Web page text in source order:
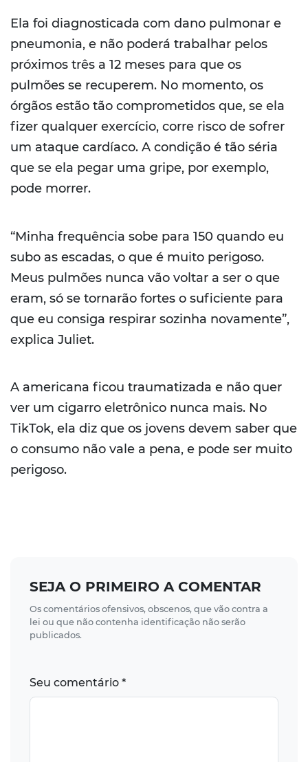
Ela foi diagnosticada com dano pulmonar e
pneumonia, e não poderá trabalhar pelos
próximos três a 12 meses para que os
pulmões se recuperem. No momento, os
órgãos estão tão comprometidos que, se ela
fizer qualquer exercício, corre risco de sofrer
um ataque cardíaco. A condição é tão séria
que se ela pegar uma gripe, por exemplo,
pode morrer.
“Minha frequência sobe para 150 quando eu
subo as escadas, o que é muito perigoso.
Meus pulmões nunca vão voltar a ser o que
eram, só se tornarão fortes o suficiente para
que eu consiga respirar sozinha novamente”,
explica Juliet.
A americana ficou traumatizada e não quer
ver um cigarro eletrônico nunca mais. No
TikTok, ela diz que os jovens devem saber que
o consumo não vale a pena, e pode ser muito
perigoso.
SEJA O PRIMEIRO A COMENTAR
Os comentários ofensivos, obscenos, que vão contra a
lei ou que não contenha identificação não serão
publicados.
Seu comentário *